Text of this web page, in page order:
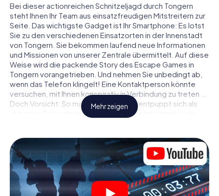
Bei dieser actionreichen Schnitzeljagd durch Tongern
steht Ihnen Ihr Team aus einsatzfreudigen Mitstreitern zur
Seite. Das wichtigste Gadget ist Ihr Smartphone: Es lotst
Sie zu den verschiedenen Einsatzorten in der Innenstadt
von Tongern. Sie bekommen laufend neue Informationen
und Missionen von unserer Zentrale übermittelt. Auf diese
Weise wird die packende Story des Escape Games in
Tongern vorangetrieben. Und nehmen Sie unbedingt ab,
wenn das Telefon klingelt! Eine Kontaktperson könnte
versuchen, mit Ihnen konspirativ in Verbindung zu treten …
Doch Vorsicht: So mancher Informant entpuppt sich als
dubioser Doppelagent und so manche Information als
Sie niemandem!
Anders als in einem klassischen Escape Room in Tongern
sind Sie also nicht in ein Zimmer eingesperrt, aus dem Sie
sich in einem vorgegebenen Zeitfenster befreien
müssen. Diese Smartphone Schnitzeljagd erklärt ganz
Mehr zeigen